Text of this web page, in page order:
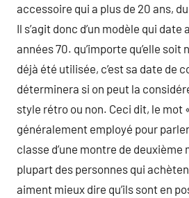
accessoire qui a plus de 20 ans,
Il s’agit donc d’un modèle qui
années 70. qu’importe qu’elle soit
déjà été utilisée, c’est sa date de
déterminera si on peut la
style rétro ou non. Ceci dit, le mot
généralement employé pour
classe d’une montre de deuxième
plupart des personnes qui
aiment mieux dire qu’ils sont en